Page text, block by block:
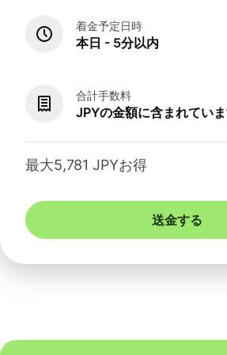
着金予定日時
本日 - 5分以内
合計手数料
JPYの金額に含まれてい
最大5,781 JPYお得
送金する